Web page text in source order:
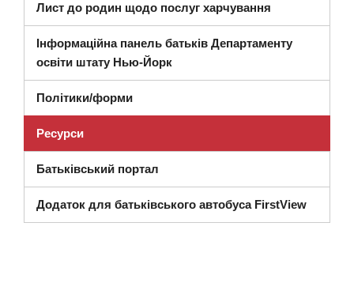
Лист до родин щодо послуг харчування
Інформаційна панель батьків Департаменту
освіти штату Нью-Йорк(відкриється в новому вікні)
Політики/форми
Ресурси
Батьківський портал
Додаток для батьківського автобуса FirstView